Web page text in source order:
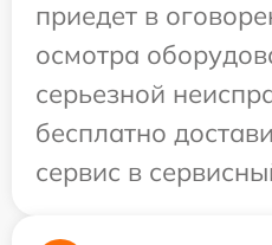
приедет в
осмотра
серьезной
бесплатно
сервис в